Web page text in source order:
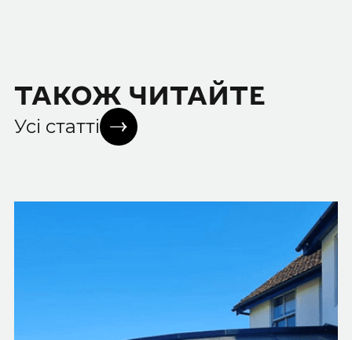
ТАКОЖ ЧИТАЙТЕ
Усі статті